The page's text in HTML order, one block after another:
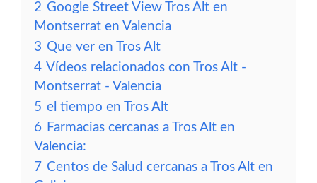
2 Google Street View Tros Alt en
Montserrat en Valencia
3 Que ver en Tros Alt
4 Vídeos relacionados con Tros Alt -
Montserrat - Valencia
5 el tiempo en Tros Alt
6 Farmacias cercanas a Tros Alt en
Valencia:
7 Centos de Salud cercanas a Tros Alt en